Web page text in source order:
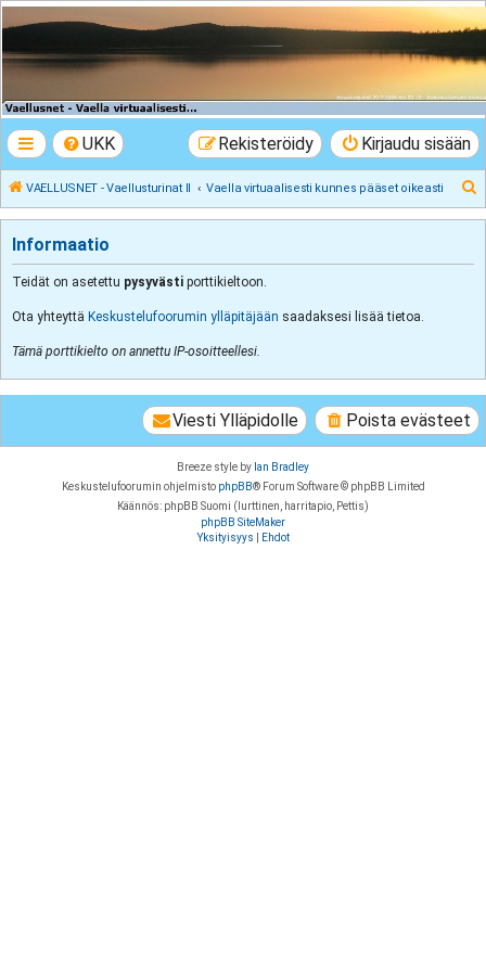
VAELLUSNET -
Vaellusturinat II
UKK Kirjaudu sisään
Rekisteröidy
VAELLUSNET - Vaellusturinat II Vaella virtuaalisesti kunnes pääset oikeasti
Informaatio
Teidät on asetettu pysyvästi porttikieltoon.
Ota yhteyttä Keskustelufoorumin ylläpitäjään saadaksesi lisää tietoa.
Tämä porttikielto on annettu IP-osoitteellesi.
Poista evästeet
Viesti Ylläpidolle
Breeze style by Ian Bradley
Keskustelufoorumin ohjelmisto phpBB® Forum Software © phpBB Limited
Käännös: phpBB Suomi (lurttinen, harritapio, Pettis)
phpBB SiteMaker
Yksityisyys
Ehdot